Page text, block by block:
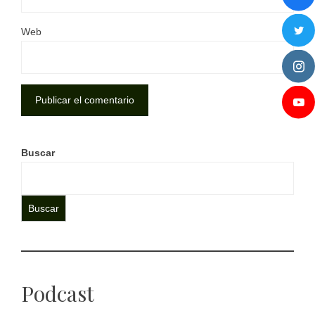
Web
Buscar
Buscar
Podcast